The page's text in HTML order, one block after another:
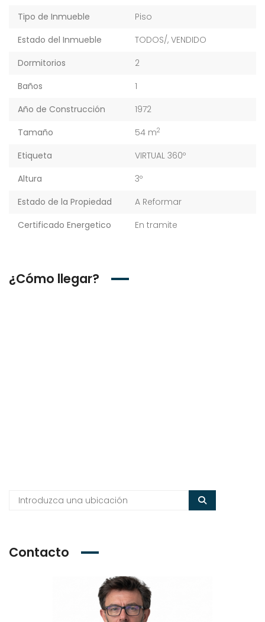
Tipo de Inmueble
Piso
Estado del Inmueble
TODOS/, VENDIDO
Dormitorios
2
Baños
1
Año de Construcción
1972
Tamaño
54 m2
Etiqueta
VIRTUAL 360º
Altura
3º
Estado de la Propiedad
A Reformar
Certificado Energetico
En tramite
¿Cómo llegar?
Contacto